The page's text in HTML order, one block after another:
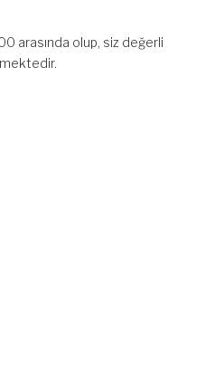
arasında olup, siz değerli
MÜŞAVİRLİK Ailesi olarak